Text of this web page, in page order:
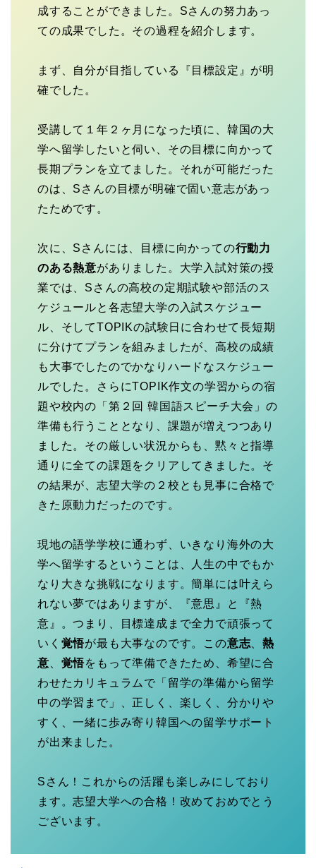
成することができました。Sさんの努力あっ
ての成果でした。その過程を紹介します。
まず、自分が目指している『目標設定』が明
確でした。
受講して１年２ヶ月になった頃に、韓国の大
学へ留学したいと伺い、その目標に向かって
長期プランを立てました。それが可能だった
のは、Sさんの目標が明確で固い意志があっ
たためです。
次に、Sさんには、目標に向かっての行動力
のある熱意がありました。大学入試対策の授
業では、Sさんの高校の定期試験や部活のス
ケジュールと各志望大学の入試スケジュー
ル、そしてTOPIKの試験日に合わせて長短期
に分けてプランを組みましたが、高校の成績
も大事でしたのでかなりハードなスケジュー
ルでした。さらにTOPIK作文の学習からの宿
題や校内の「第２回 韓国語スピーチ大会」の
準備も行うこととなり、課題が増えつつあり
ました。その厳しい状況からも、黙々と指導
通りに全ての課題をクリアしてきました。そ
の結果が、志望大学の２校とも見事に合格で
きた原動力だったのです。
現地の語学学校に通わず、いきなり海外の大
学へ留学するということは、人生の中でもか
なり大きな挑戦になります。簡単には叶えら
れない夢ではありますが、『意思』と『熱
意』。つまり、目標達成まで全力で頑張って
いく 覚悟が最も大事なのです。この意志 、熱
意
覚悟をもって準備できたため、希望に合
わせたカリキュラムで「留学の準備から留学
中の学習まで」、正しく、楽しく、分かりや
すく、一緒に歩み寄り韓国への留学サポート
が出来ました。
Sさん！これからの活躍も楽しみにしており
ます。志望大学への合格！改めておめでとう
ございます。